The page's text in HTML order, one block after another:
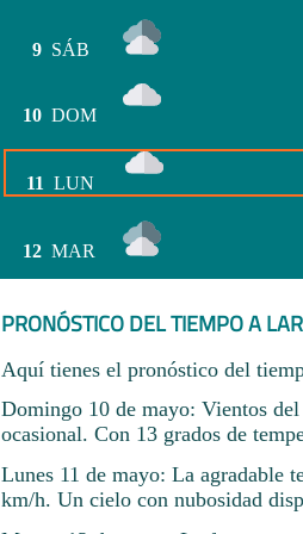
9 SÁB
10 DOM
11 LUN
12 MAR
PRONÓSTICO DEL TIEMPO A
Aquí tienes el pronóstico del
Domingo 10 de mayo: Vientos
ocasional. Con 13 grados de
Lunes 11 de mayo: La agradable
km/h. Un cielo con nubosidad